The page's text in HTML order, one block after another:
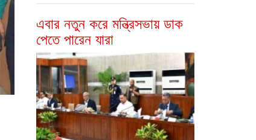
এবার নতুন করে মন্ত্রিসভায় ডাক
পেতে পারেন যারা